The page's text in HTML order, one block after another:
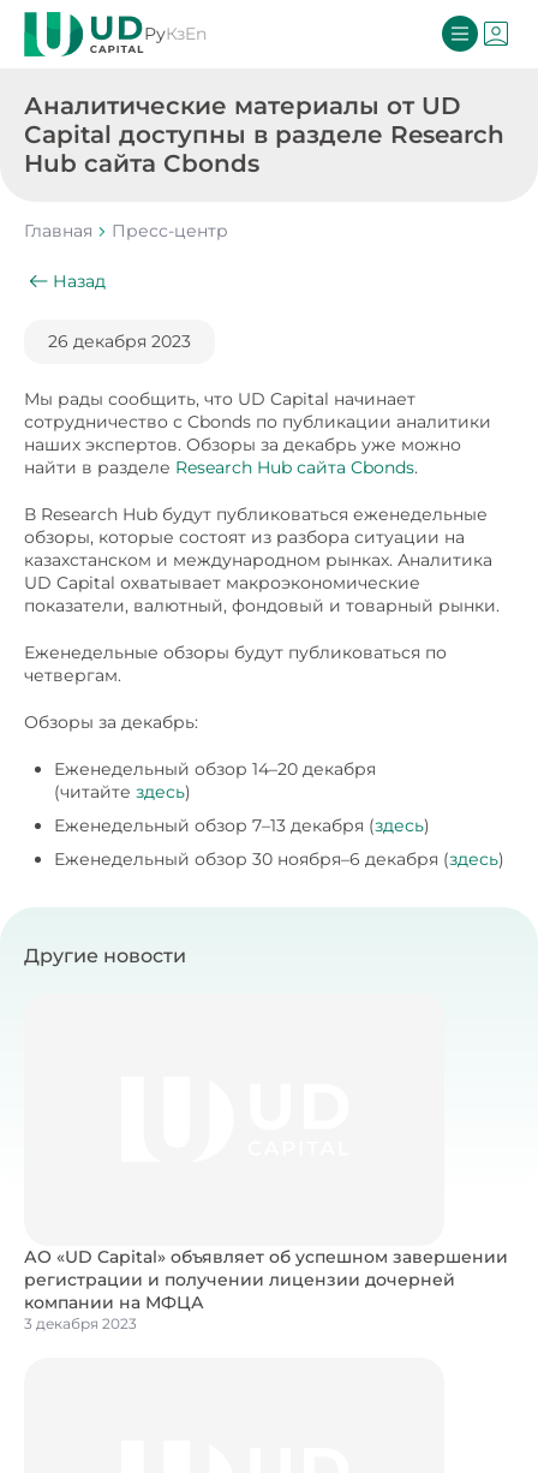
РуКзEn
Аналитические материалы от UD
Capital доступны в разделе Research
Hub сайта Cbonds
Главная Пресс-центр
Назад
26 декабря 2023
Мы рады сообщить, что UD Capital начинает
сотрудничество с Cbonds по публикации аналитики
наших экспертов. Обзоры за декабрь уже можно
найти в разделе Research Hub сайта Cbonds.
В Research Hub будут публиковаться еженедельные
обзоры, которые состоят из разбора ситуации на
казахстанском и международном рынках. Аналитика
UD Capital охватывает макроэкономические
показатели, валютный, фондовый и товарный рынки.
Еженедельные обзоры будут публиковаться по
четвергам.
Обзоры за декабрь:
Еженедельный обзор 14–20 декабря
(читайте здесь)
Еженедельный обзор 7–13 декабря (здесь)
Еженедельный обзор 30 ноября–6 декабря (здесь)
Другие новости
АО «UD Capital» объявляет об успешном завершении
регистрации и получении лицензии дочерней
компании на МФЦА
3 декабря 2023